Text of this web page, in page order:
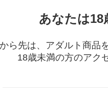
あなたは18
ら先は、アダルト商品
18歳未満の方のアク
1,993円(税込)
２１０１８）
1,914円(